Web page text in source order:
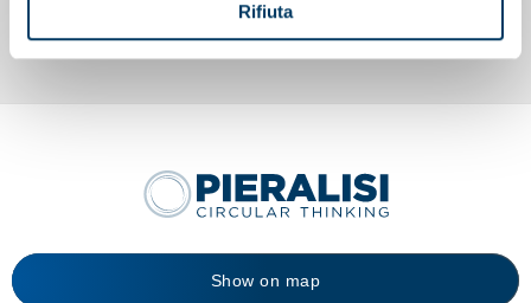
Rifiuta
Show on map